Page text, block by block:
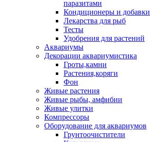
паразитами
Кондиционеры и добавки
Лекарства для рыб
Тесты
Удобрения для растений
Аквариумы
Декорации аквариумистика
Гроты,камни
Растения,коряги
Фон
Живые растения
Живые рыбы, амфибии
Живые улитки
Компрессоры
Оборудование для аквариумов
Грунтоочистители